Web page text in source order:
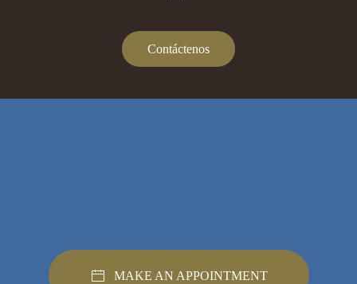
Contáctenos
MAKE AN APPOINTMENT